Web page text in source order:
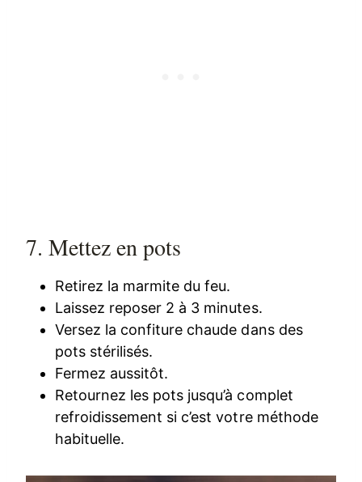
7. Mettez en pots
Retirez la marmite du feu.
Laissez reposer 2 à 3 minutes.
Versez la confiture chaude dans des
pots stérilisés.
Fermez aussitôt.
Retournez les pots jusqu’à complet
refroidissement si c’est votre méthode
habituelle.